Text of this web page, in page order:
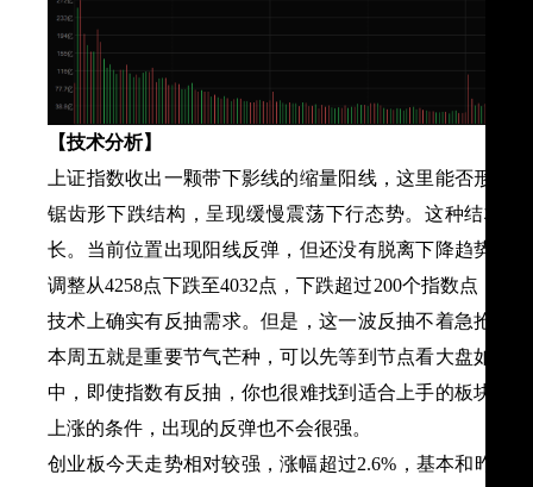
【技术分析】
上证指数收出一颗带下影线的缩量阳线，这里能否形成
锯齿形下跌结构，呈现缓慢震荡下行态势。这种结构
长。当前位置出现阳线反弹，但还没有脱离下降趋势。
调整从4258点下跌至4032点，下跌超过200个指数点，
技术上确实有反抽需求。但是，这一波反抽不着急抢，
本周五就是重要节气芒种，可以先等到节点看大盘如何
中，即使指数有反抽，你也很难找到适合上手的板块。
上涨的条件，出现的反弹也不会很强。
创业板今天走势相对较强，涨幅超过2.6%，基本和昨天